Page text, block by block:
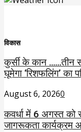
विकास
कुर्सी के कान ……तीन
घूमेगा ‘रिशफलिंग’ का
August 6, 20260
कवर्धा में 6 अगस्त को
जागरूकता कार्यक्रम